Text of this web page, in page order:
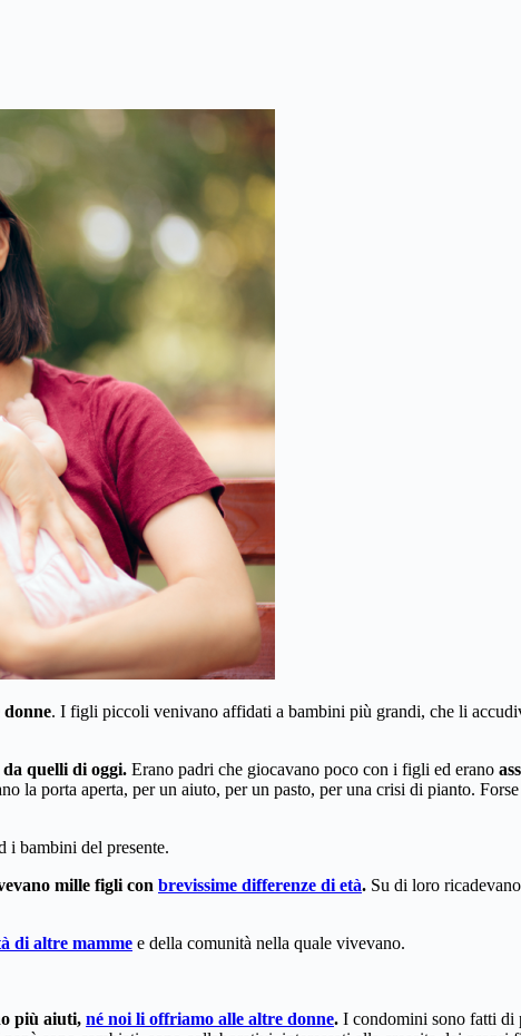
donne. I figli piccoli venivano affidati a bambini più grandi, che li
quelli di oggi. Erano padri che giocavano poco con i figli ed erano
la porta aperta, per un aiuto, per un pasto, per una crisi di pianto.
i bambini del presente.
mille figli con brevissime differenze di età. Su di loro
di altre mamme e della comunità nella quale vivevano.
più aiuti, né noi li offriamo alle altre donne. I condomini sono fatti di